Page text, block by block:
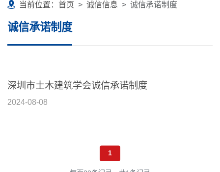
当前位置： 首页 诚信信息 诚信承诺制度
诚信承诺制度
深圳市土木建筑学会诚信承诺制度
2024-08-08
1